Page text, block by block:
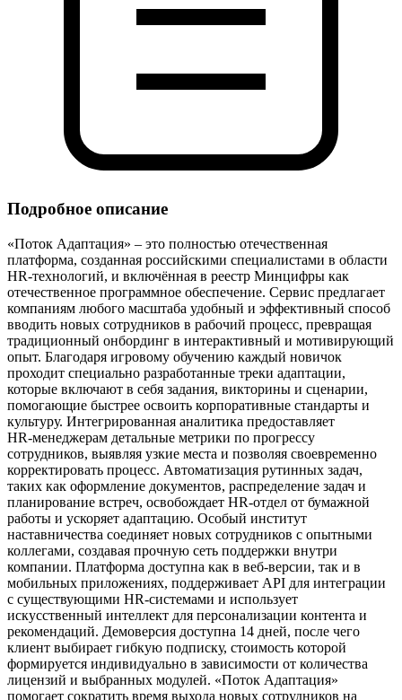
Подробное описание
«Поток Адаптация» – это полностью отечественная
платформа, созданная российскими специалистами в области
HR‑технологий, и включённая в реестр Минцифры как
отечественное программное обеспечение. Сервис предлагает
компаниям любого масштаба удобный и эффективный способ
вводить новых сотрудников в рабочий процесс, превращая
традиционный онбординг в интерактивный и мотивирующий
опыт. Благодаря игровому обучению каждый новичок
проходит специально разработанные треки адаптации,
которые включают в себя задания, викторины и сценарии,
помогающие быстрее освоить корпоративные стандарты и
культуру. Интегрированная аналитика предоставляет
HR‑менеджерам детальные метрики по прогрессу
сотрудников, выявляя узкие места и позволяя своевременно
корректировать процесс. Автоматизация рутинных задач,
таких как оформление документов, распределение задач и
планирование встреч, освобождает HR‑отдел от бумажной
работы и ускоряет адаптацию. Особый институт
наставничества соединяет новых сотрудников с опытными
коллегами, создавая прочную сеть поддержки внутри
компании. Платформа доступна как в веб‑версии, так и в
мобильных приложениях, поддерживает API для интеграции
с существующими HR‑системами и использует
искусственный интеллект для персонализации контента и
рекомендаций. Демоверсия доступна 14 дней, после чего
клиент выбирает гибкую подписку, стоимость которой
формируется индивидуально в зависимости от количества
лицензий и выбранных модулей. «Поток Адаптация»
помогает сократить время выхода новых сотрудников на